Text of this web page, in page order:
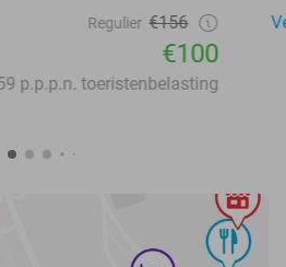
Regulier €156
€100
p.p.p.n. toeristenbelasting